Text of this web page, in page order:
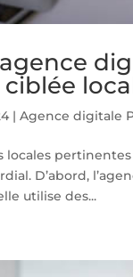
|Agence digitale
locales
D’abord,
utilise des...